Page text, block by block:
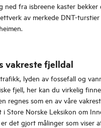
ned fra isbreene kaster bekker
av merkede DNT-
vakreste fjelldal
lyden av fossefall og
fjell, her kan du virkelig
regnes som en av våre
i Store Norske Leksikon om
det gjort målinger som viser